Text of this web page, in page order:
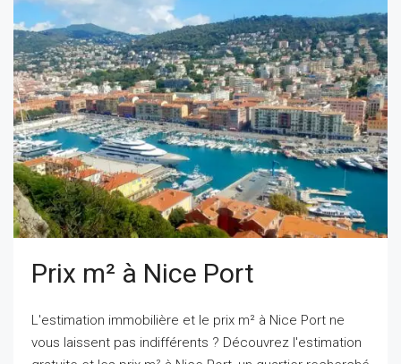
Prix m² à Nice Port
L'estimation immobilière et le prix m² à Nice Port ne
vous laissent pas indifférents ? Découvrez l'estimation